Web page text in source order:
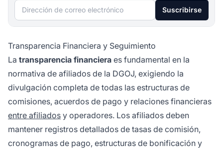
Dirección de correo electrónico Suscribirse
Transparencia Financiera y Seguimiento
La transparencia financiera es fundamental en la
normativa de afiliados de la DGOJ, exigiendo la
divulgación completa de todas las estructuras de
comisiones, acuerdos de pago y relaciones financieras
entre afiliados y operadores. Los afiliados deben
mantener registros detallados de tasas de comisión,
cronogramas de pago, estructuras de bonificación y